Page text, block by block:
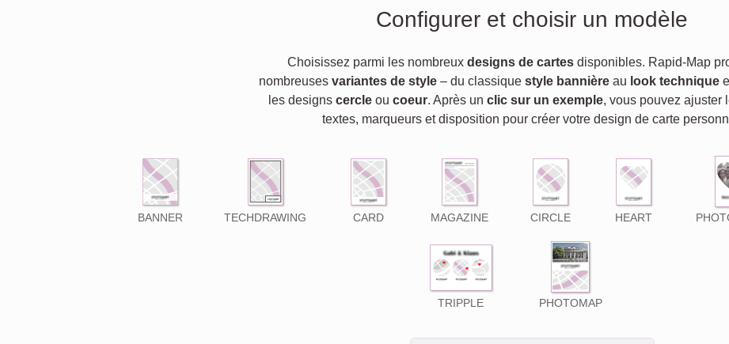
Configurer et choisir un modèle
Choisissez parmi les nombreux designs de cartesdisponibles. Rapid-Map
nombreuses variantes de style– du classique style bannièreau look technique
les designs cercleou coeur. Après un clic sur un exemple, vous pouvez ajuster
textes, marqueurs et disposition pour créer votre design de carte
BANNER TECHDRAWING CARD MAGAZINE CIRCLE HEART
TRIPPLE PHOTOMAP